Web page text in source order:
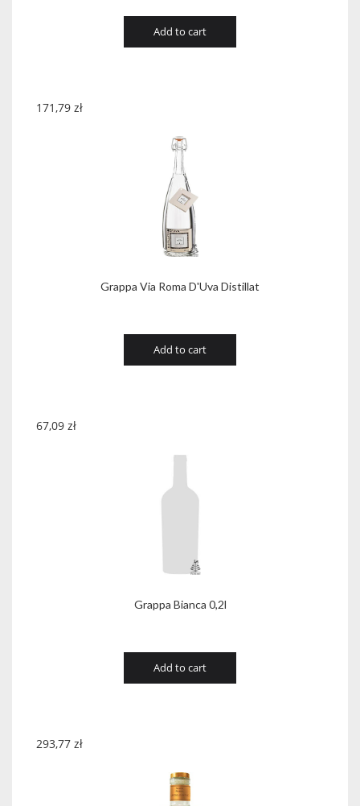
Add to cart
Grappa Via Roma D'Uva Distillat
171,79 zł
Add to cart
Grappa Bianca 0,2l
67,09 zł
Add to cart
293,77 zł